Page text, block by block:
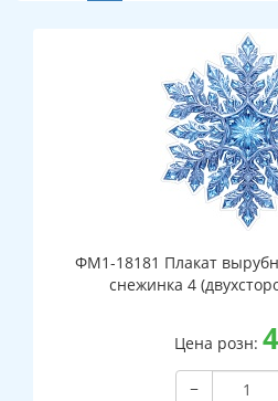
ФМ1-18181 Плакат
снежинка 4
Цена розн:
−